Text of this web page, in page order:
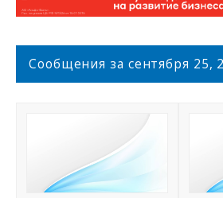
Сайты
Дать объявление
Сообщения за сентября 25,